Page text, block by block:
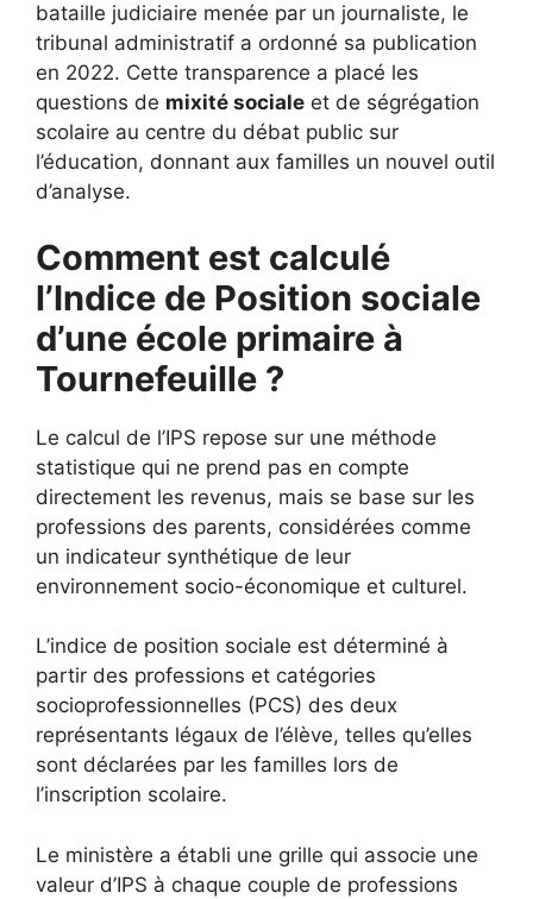
bataille judiciaire menée par un journaliste, le
tribunal administratif a ordonné sa publication
en 2022. Cette transparence a placé les
questions de mixité sociale et de ségrégation
scolaire au centre du débat public sur
l’éducation, donnant aux familles un nouvel outil
d’analyse.
Comment est calculé
l’Indice de Position sociale
d’une école primaire à
Tournefeuille ?
Le calcul de l’IPS repose sur une méthode
statistique qui ne prend pas en compte
directement les revenus, mais se base sur les
professions des parents, considérées comme
un indicateur synthétique de leur
environnement socio-économique et culturel.
L’indice de position sociale est déterminé à
partir des professions et catégories
socioprofessionnelles (PCS) des deux
représentants légaux de l’élève, telles qu’elles
sont déclarées par les familles lors de
l’inscription scolaire.
Le ministère a établi une grille qui associe une
valeur d’IPS à chaque couple de professions